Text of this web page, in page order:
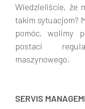
Wiedzieliście, że
takim sytuacjom?
pomóc, wolimy
postaci
maszynowego.
SERVIS